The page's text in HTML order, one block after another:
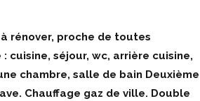
à rénover, proche de toutes
cuisine, séjour, wc, arrière cuisine,
chambre, salle de bain Deuxième
Chauffage gaz de ville. Double